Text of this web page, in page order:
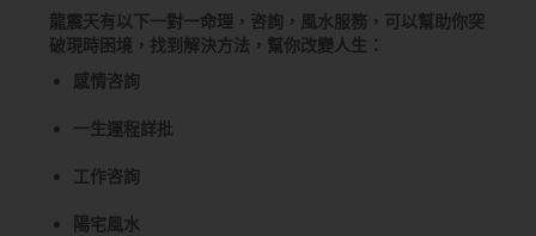
龍震天有以下一對一命理，咨詢，風水服務，可以幫助你突
破現時困境，找到解決方法，幫你改變人生：
感情咨詢
一生運程詳批
工作咨詢
陽宅風水